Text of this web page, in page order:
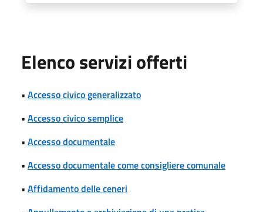
Elenco servizi offerti
• Accesso civico generalizzato
• Accesso civico semplice
• Accesso documentale
• Accesso documentale come consigliere comunale
• Affidamento delle ceneri